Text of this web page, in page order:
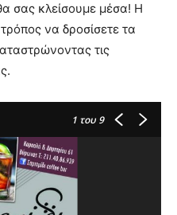
σας κλείσουμε μέσα! H
να δροσίσετε τα
τις
1 του 9